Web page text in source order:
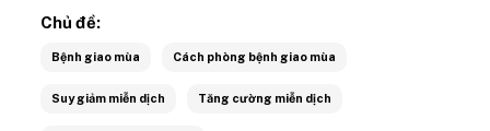
Chủ đề:
Bệnh giao mùa Cách phòng bệnh giao mùa
Suy giảm miễn dịch Tăng cường miễn dịch